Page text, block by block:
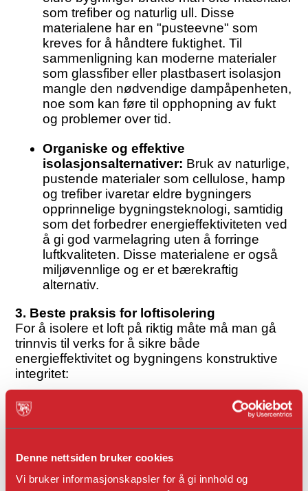
Denne nettsiden bruker cookies
Vi bruker informasjonskapsler for å gi innhold og
som trefiber og naturlig ull. Disse
materialene har en "pusteevne" som
kreves for å håndtere fuktighet. Til
sammenligning kan moderne materialer
som glassfiber eller plastbasert isolasjon
mangle den nødvendige dampåpenheten,
noe som kan føre til opphopning av fukt
og problemer over tid.
Organiske og effektive
isolasjonsalternativer: Bruk av naturlige,
pustende materialer som cellulose, hamp
og trefiber ivaretar eldre bygningers
opprinnelige bygningsteknologi, samtidig
som det forbedrer energieffektiviteten ved
å gi god varmelagring uten å forringe
luftkvaliteten. Disse materialene er også
miljøvennlige og er et bærekraftig
alternativ.
3. Beste praksis for loftisolering
For å isolere et loft på riktig måte må man gå
trinnvis til verks for å sikre både
energieffektivitet og bygningens konstruktive
integritet:
Fuktregistrering og vurdering:Før man
legger til isolasjon, er det avgjørende å
identifisere eventuelle eksisterende
som hygrometre eller infrarøde kameraer
for å avdekke kuldebroer og områder som